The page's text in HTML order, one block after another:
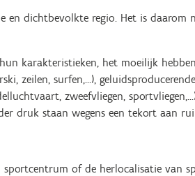
en dichtbevolkte regio. Het is
karakteristieken, het moeilijk
zeilen, surfen,…),
zweefvliegen,
druk staan wegens een tekort aan
of de herlocalisatie van